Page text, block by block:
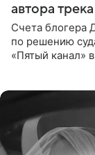
автора
Счета блогера
по решению
«Пятый канал»